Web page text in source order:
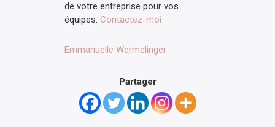
de votre entreprise pour vos
équipes. Contactez-moi
Emmanuelle Wermelinger
Partager